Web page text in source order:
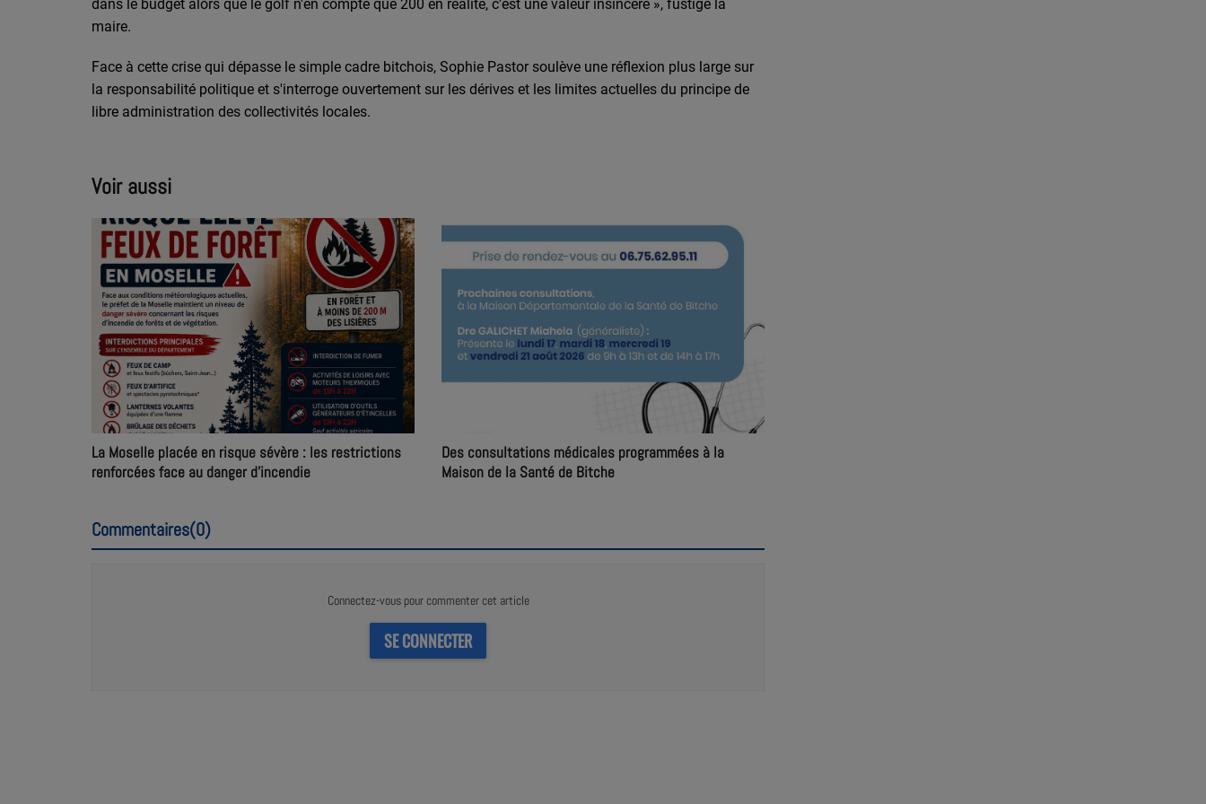
dans le budget alors que le golf n'en compte que 200 en réalité, c'est une valeur insincère », fustige la
maire.
Face à cette crise qui dépasse le simple cadre bitchois, Sophie Pastor soulève une réflexion plus large sur
la responsabilité politique et s'interroge ouvertement sur les dérives et les limites actuelles du principe de
libre administration des collectivités locales.
Voir aussi
La Moselle placée en risque sévère : les restrictions
renforcées face au danger d’incendie
Des consultations médicales programmées à la
Maison de la Santé de Bitche
Commentaires(0)
Connectez-vous pour commenter cet article
SE CONNECTER